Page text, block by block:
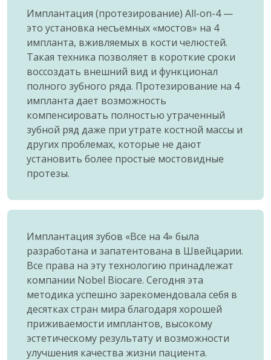
Имплантация (протезирование) All-on-4 —
это установка несъемных «мостов» на 4
импланта, вживляемых в кости челюстей.
Такая техника позволяет в короткие сроки
воссоздать внешний вид и функционал
полного зубного ряда. Протезирование на 4
импланта дает возможность
компенсировать полностью утраченный
зубной ряд даже при утрате костной массы и
других проблемах, которые не дают
установить более простые мостовидные
протезы.
Имплантация зубов «Все на 4» была
разработана и запатентована в Швейцарии.
Все права на эту технологию принадлежат
компании Nobel Biocare. Сегодня эта
методика успешно зарекомендовала себя в
десятках стран мира благодаря хорошей
приживаемости имплантов, высокому
эстетическому результату и возможности
улучшения качества жизни пациента.